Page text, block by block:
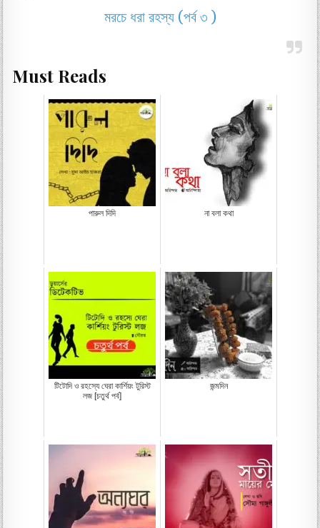
মরচে ধরা রহস্য (পর্ব ৩ )
Must Reads
পারুল দিদি না বলা কথা
টিটোদি ও রহস্যে ঘেরা কার্শিয়ং টুরিস্ট
লজ [চতুর্থ পর্ব]
জন্মদিন